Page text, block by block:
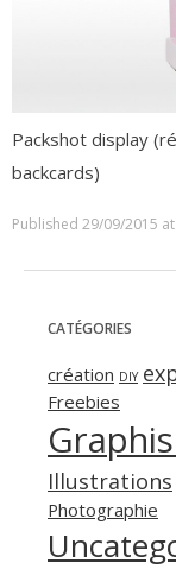
Packshot display
backcards)
Published 29/09/2015 at
CATÉGORIES
création DIY
Freebies
Illustrations
Photographie